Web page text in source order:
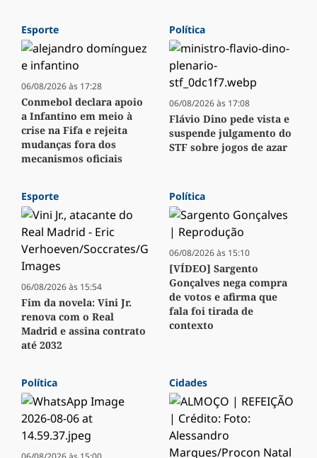
Esporte
06/08/2026 às 17:28
Conmebol declara apoio
a Infantino em meio à
crise na Fifa e rejeita
mudanças fora dos
mecanismos oficiais
Política
06/08/2026 às 17:08
Flávio Dino pede vista e
suspende julgamento do
STF sobre jogos de azar
Esporte
06/08/2026 às 15:54
Fim da novela: Vini Jr.
renova com o Real
Madrid e assina contrato
até 2032
Política
06/08/2026 às 15:10
[VÍDEO] Sargento
Gonçalves nega compra
de votos e afirma que
fala foi tirada de
contexto
Política Cidades